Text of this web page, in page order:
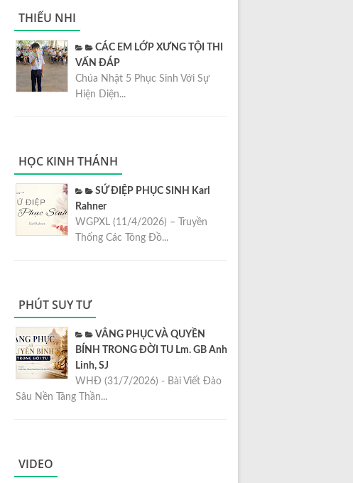
THIẾU NHI
CÁC EM LỚP XƯNG TỘI THI
VẤN ĐÁP
Chúa Nhật 5 Phục Sinh Với Sự
Hiện Diện...
HỌC KINH THÁNH
SỨ ĐIỆP PHỤC SINH Karl
Rahner
WGPXL (11/4/2026) – Truyền
Thống Các Tông Đồ...
PHÚT SUY TƯ
VÂNG PHỤC VÀ QUYỀN
BÍNH TRONG ĐỜI TU Lm. GB Anh
Linh, SJ
WHĐ (31/7/2026) - Bài Viết Đào
Sâu Nền Tảng Thần...
VIDEO